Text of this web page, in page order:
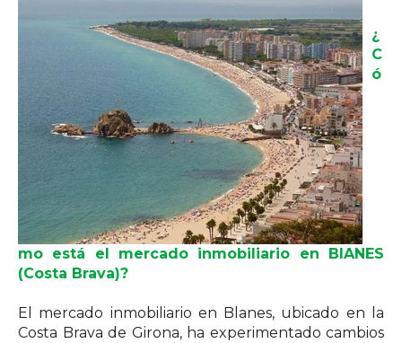
¿
C
ó
mo está el mercado inmobiliario en BlANES
(Costa Brava)?
El mercado inmobiliario en Blanes, ubicado en la
Costa Brava de Girona, ha experimentado cambios